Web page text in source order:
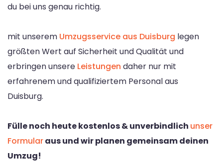
du bei uns genau richtig.
mit unserem Umzugsservice aus Duisburg legen
größten Wert auf Sicherheit und Qualität und
erbringen unsere Leistungen daher nur mit
erfahrenem und qualifiziertem Personal aus
Duisburg.
Fülle noch heute kostenlos & unverbindlich unser
Formularaus und wir planen gemeinsam deinen
Umzug!